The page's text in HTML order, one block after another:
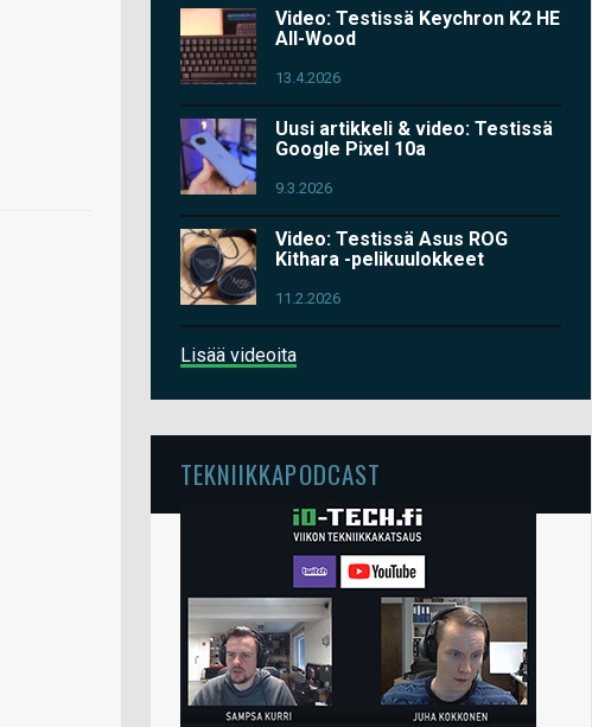
Video: Testissä Keychron K2 HE
All-Wood
13.4.2026
Uusi artikkeli & video: Testissä
Google Pixel 10a
9.3.2026
Video: Testissä Asus ROG
Kithara -pelikuulokkeet
11.2.2026
Lisää videoita
TEKNIIKKAPODCAST